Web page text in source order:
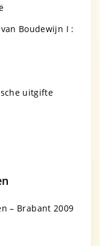
Boudewijn I :
uitgifte
– Brabant 2009